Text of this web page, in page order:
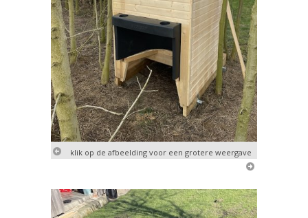
klik op de afbeelding voor een grotere weergave